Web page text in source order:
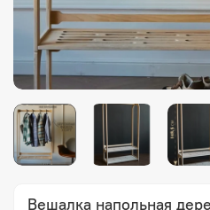
Вешалка напольная